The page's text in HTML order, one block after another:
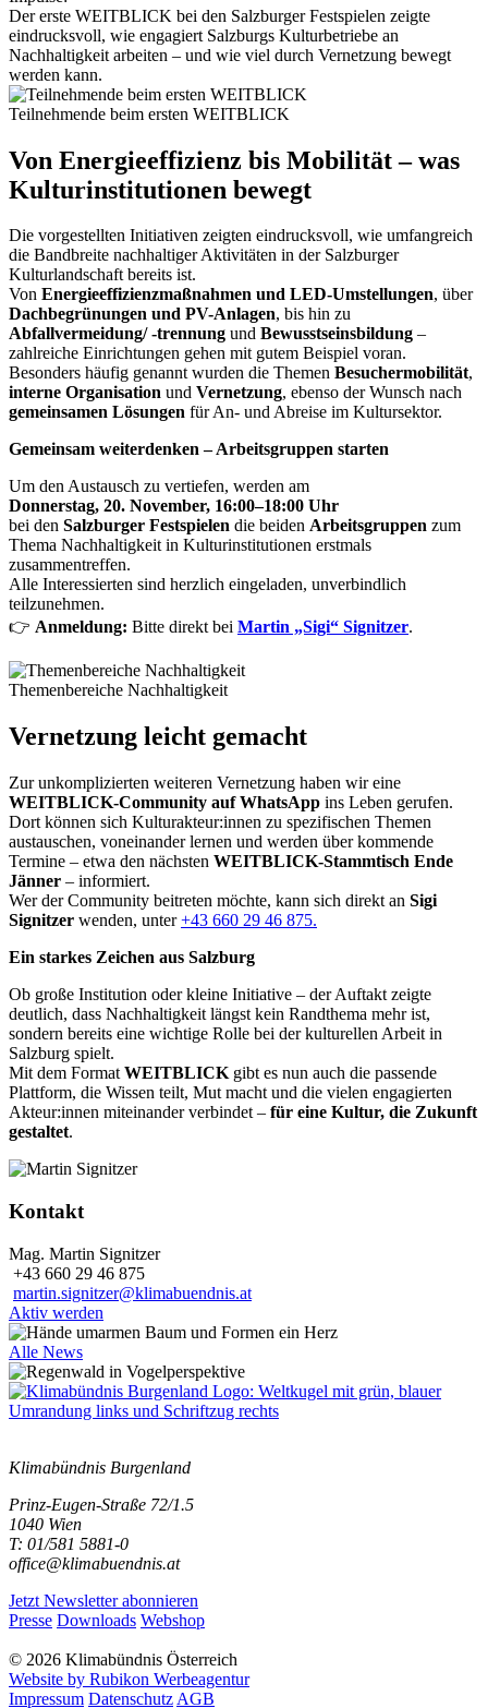
Der erste WEITBLICK bei den Salzburger Festspielen zeigte
eindrucksvoll, wie engagiert Salzburgs Kulturbetriebe an
Nachhaltigkeit arbeiten – und wie viel durch Vernetzung bewegt
werden kann.
Teilnehmende beim ersten WEITBLICK
Von Energieeffizienz bis Mobilität – was
Kulturinstitutionen bewegt
Die vorgestellten Initiativen zeigten eindrucksvoll, wie umfangreich
die Bandbreite nachhaltiger Aktivitäten in der Salzburger
Kulturlandschaft bereits ist.
Von Energieeffizienzmaßnahmen und LED-Umstellungen, über
Dachbegrünungen und PV-Anlagen, bis hin zu
Abfallvermeidung/ -trennung und Bewusstseinsbildung –
zahlreiche Einrichtungen gehen mit gutem Beispiel voran.
Besonders häufig genannt wurden die Themen Besuchermobilität,
interne Organisation und Vernetzung, ebenso der Wunsch nach
gemeinsamen Lösungen für An- und Abreise im Kultursektor.
Gemeinsam weiterdenken – Arbeitsgruppen starten
Um den Austausch zu vertiefen, werden am
Donnerstag, 20. November, 16:00–18:00 Uhr
bei den Salzburger Festspielen die beiden Arbeitsgruppen zum
Thema Nachhaltigkeit in Kulturinstitutionen erstmals
zusammentreffen.
Alle Interessierten sind herzlich eingeladen, unverbindlich
teilzunehmen.
👉 Anmeldung: Bitte direkt bei Martin „Sigi“ Signitzer.
Themenbereiche Nachhaltigkeit
Vernetzung leicht gemacht
Zur unkomplizierten weiteren Vernetzung haben wir eine
WEITBLICK-Community auf WhatsApp ins Leben gerufen.
Dort können sich Kulturakteur:innen zu spezifischen Themen
austauschen, voneinander lernen und werden über kommende
Termine – etwa den nächsten WEITBLICK-Stammtisch Ende
Jänner – informiert.
Wer der Community beitreten möchte, kann sich direkt an Sigi
Signitzer wenden, unter+43 660 29 46 875.
Ein starkes Zeichen aus Salzburg
Ob große Institution oder kleine Initiative – der Auftakt zeigte
deutlich, dass Nachhaltigkeit längst kein Randthema mehr ist,
sondern bereits eine wichtige Rolle bei der kulturellen Arbeit in
Salzburg spielt.
Mit dem Format WEITBLICK gibt es nun auch die passende
Plattform, die Wissen teilt, Mut macht und die vielen engagierten
Akteur:innen miteinander verbindet – für eine Kultur, die Zukunft
gestaltet.
Kontakt
Mag. Martin Signitzer
+43 660 29 46 875
martin.signitzer@klimabuendnis.at
Aktiv werden
Alle News
Klimabündnis Burgenland
Prinz-Eugen-Straße 72/1.5
1040 Wien
T: 01/581 5881-0
office@klimabuendnis.at
Jetzt Newsletter abonnieren
Presse Downloads Webshop
© 2026 Klimabündnis Österreich
Website by Rubikon Werbeagentur
Impressum Datenschutz AGB